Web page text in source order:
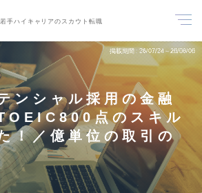
若手ハイキャリアのスカウト転職
掲載期間 26/07/24～26/08/06
シャル採用の金融
点のスキル
！／億単位の取引の